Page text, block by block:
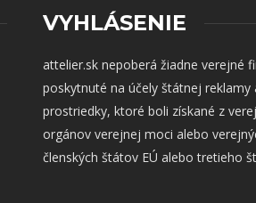
VYHLÁSENIE
attelier.sk nepoberá žiadne verejné
poskytnuté na účely štátnej reklamy
prostriedky, ktoré boli získané z
orgánov verejnej moci alebo
členských štátov EÚ alebo tretieho